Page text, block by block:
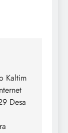
Kaltim
Desa